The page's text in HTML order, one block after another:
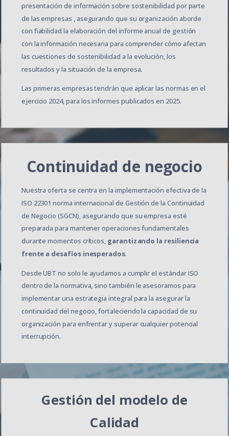
presentación de información sobre sostenibilidad por parte
de las empresas
, asegurando que su organización aborde
con fiabilidad la elaboración del informe anual de gestión
con la información necesaria para comprender cómo afectan
las cuestiones de sostenibilidad a la evolución, los
resultados y la situación de la empresa.
Las primeras empresas tendrán que aplicar las normas en el
ejercicio 2024, para los informes publicados en 2025.
Continuidad de negocio
Nuestra oferta se centra en la implementación efectiva de la
ISO 22301 norma internacional de Gestión de la Continuidad
de Negocio (SGCN), asegurando que su empresa esté
preparada para mantener operaciones fundamentales
durante momentos críticos, garantizando la resiliencia
frente a desafíos inesperados.
Desde UBT no solo le ayudamos a cumplir el estándar ISO
dentro de la normativa, sino también le asesoramos para
implementar una estrategia integral para la asegurar la
continuidad del negocio, fortaleciendo la capacidad de su
organización para enfrentar y superar cualquier potencial
interrupción.
Gestión del modelo de
Calidad